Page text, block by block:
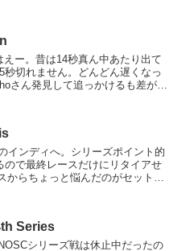
ー。昔は14秒真ん中あたり出て
切れません。どんどん遅くなっ
インディへ。シリーズポイント的
で最終レースだけにリタイアせ
Series
シリーズ戦は休止中だったの